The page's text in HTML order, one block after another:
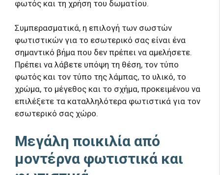
φωτός και τη χρήση του δωματίου.
Συμπερασματικά, η επιλογή των σωστών
φωτιστικών για το εσωτερικό σας είναι ένα
σημαντικό βήμα που δεν πρέπει να αμελήσετε.
Πρέπει να λάβετε υπόψη τη θέση, τον τύπο
φωτός και τον τύπο της λάμπας, το υλικό, το
χρώμα, το μέγεθος και το σχήμα, προκειμένου να
επιλέξετε τα καταλληλότερα φωτιστικά για τον
εσωτερικό σας χώρο.
Μεγάλη ποικιλία από
μοντέρνα φωτιστικά και